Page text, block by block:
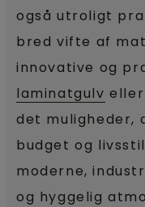
også utroligt
bred vifte af
innovative og
laminatgulv eller
det muligheder,
budget og
moderne,
og hyggelig